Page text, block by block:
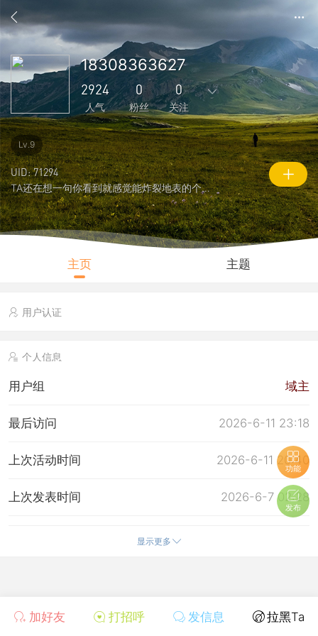
加好友 打招呼 发信息 拉黑Ta
18308363627
2924
人气
0
粉丝
0
关注
391
主题
-133
回复
0
好友
0
粉丝
0
关注
0
说说
2924
人气
7483
积分
Lv.9
UID: 71294
TA还在想一句你看到就感觉能炸裂地表的个性签名
主页 主题
用户认证
个人信息
用户组 域主
2026-6-11 23:18
最后访问
2026-6-11 20:40
上次活动时间
2026-6-7 02:28
上次发表时间
显示更多
功能
发布